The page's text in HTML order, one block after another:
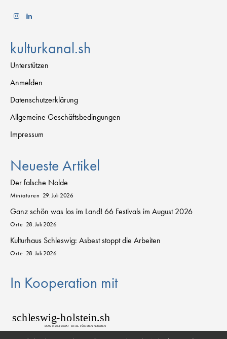
kulturkanal.sh
Unterstützen
Anmelden
Datenschutzerklärung
Allgemeine Geschäftsbedingungen
Impressum
Neueste Artikel
Der falsche Nolde
Miniaturen 29. Juli 2026
Ganz schön was los im Land! 66 Festivals im August 2026
Orte 28. Juli 2026
Kulturhaus Schleswig: Asbest stoppt die Arbeiten
Orte 28. Juli 2026
In Kooperation mit
schleswig-holstein.sh
DAS KULTURPO RTAL FÜR DEN NORDEN